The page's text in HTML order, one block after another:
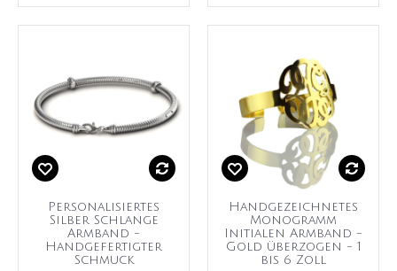
Personalisiertes
Silber Schlange
Armband -
Handgefertigter
Schmuck
Handgezeichnetes
Monogramm
Initialen Armband -
Gold überzogen - 1
bis 6 Zoll